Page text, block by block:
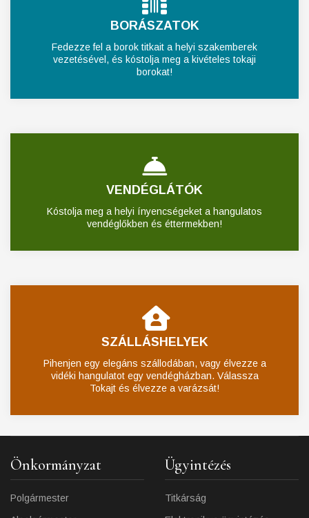
BORÁSZATOK
Fedezze fel a borok titkait a helyi szakemberek
vezetésével, és kóstolja meg a kivételes tokaji
borokat!
VENDÉGLÁTÓK
Kóstolja meg a helyi ínyencségeket a hangulatos
vendéglőkben és éttermekben!
SZÁLLÁSHELYEK
Pihenjen egy elegáns szállodában, vagy élvezze a
vidéki hangulatot egy vendégházban. Válassza
Tokajt és élvezze a varázsát!
Önkormányzat
Polgármester
Ügyintézés
Titkárság